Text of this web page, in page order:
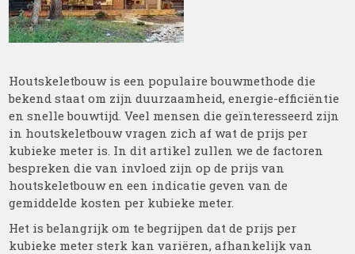
Houtskeletbouw is een populaire bouwmethode die
bekend staat om zijn duurzaamheid, energie-efficiëntie
en snelle bouwtijd. Veel mensen die geïnteresseerd zijn
in houtskeletbouw vragen zich af wat de prijs per
kubieke meter is. In dit artikel zullen we de factoren
bespreken die van invloed zijn op de prijs van
houtskeletbouw en een indicatie geven van de
gemiddelde kosten per kubieke meter.
Het is belangrijk om te begrijpen dat de prijs per
kubieke meter sterk kan variëren, afhankelijk van